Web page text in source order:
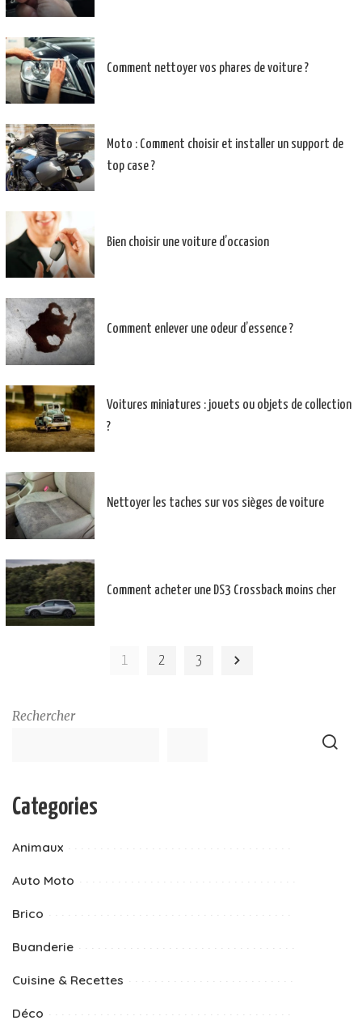
Comment nettoyer vos phares de voiture ?
Moto : Comment choisir et installer un support de
top case ?
Bien choisir une voiture d’occasion
Comment enlever une odeur d’essence ?
Voitures miniatures : jouets ou objets de collection
?
Nettoyer les taches sur vos sièges de voiture
Comment acheter une DS3 Crossback moins cher
1 2 3
Rechercher
Categories
Animaux
Auto Moto
Brico
Buanderie
Cuisine & Recettes
Déco